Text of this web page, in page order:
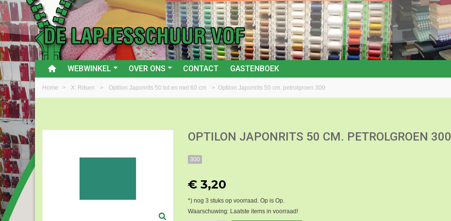
WEBWINKEL OVER ONS CONTACT GASTENBOEK
Home > X: Ritsen > Optilon Japonrits 50 tot en met 60 cm > Optilon Japonrits 50 cm. petrolgroen 300
OPTILON JAPONRITS 50 CM. PETROLGROEN 300
300
€ 3,20
*) nog 3 stuks op voorraad. Op is Op.
Waarschuwing: Laatste items in voorraad!